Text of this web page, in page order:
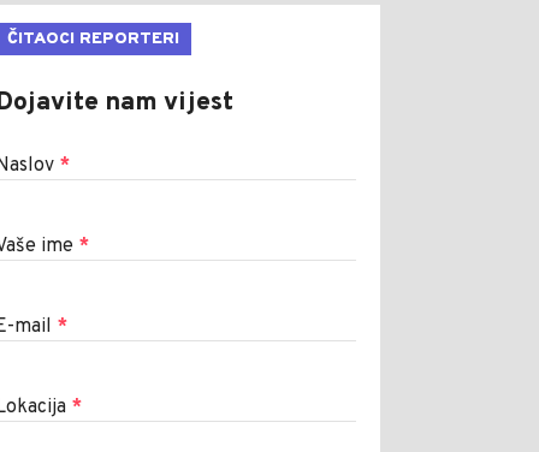
ČITAOCI REPORTERI
nam vijest
*
ime *
mail *
*